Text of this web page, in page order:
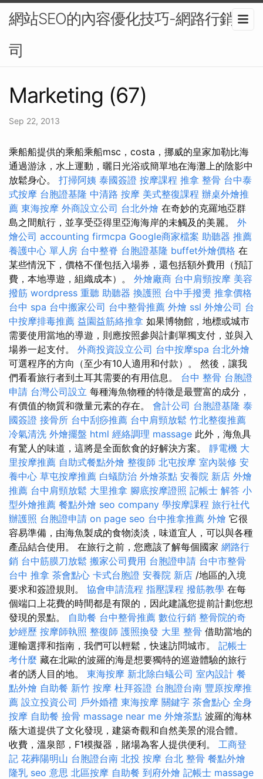
網站SEO的內容優化技巧-網路行銷公
司
Marketing (67)
Sep 22, 2013
乘船船提供的乘船乘船msc，costa，挪威的皇家加勒比海
通過游泳，水上運動，曬日光浴或簡單地在海灘上的陰影中
放鬆身心。 打掃阿姨 泰國簽證 按摩課程 推拿 整骨 台中泰
式按摩 台胞證基隆 中清路 按摩 美式整復課程 辦桌外燴推
薦 東海按摩 外商設立公司 台北外燴 在奇妙的克羅地亞群
島之間航行，並享受亞得里亞海海岸的未觸及的美麗。 外
燴公司 accounting firmcpa Google商家檔案 助聽器 推薦
養護中心 單人房 台中整脊 台胞證基隆 buffet外燴價格 在
某些情況下，價格不僅包括入場券，還包括額外費用（預訂
費，本地導遊，組織成本）。 外燴廠商 台中肩頸按摩 美容
撥筋 wordpress 重聽 助聽器 換護照 台中手撥燙 推拿價格
台中 spa 台中搬家公司 台中整骨推薦 外燴 ssl 外燴公司 台
中按摩排毒推薦 益園益筋絡推拿 如果博物館，地標或城市
需要使用當地的導遊，則應按照參與計劃單獨支付，並與入
場券一起支付。 外商投資設立公司 台中按摩spa 台北外燴
可選程序的方向（至少有10人適用和付款）。 然後，讓我
們看看旅行者到土耳其需要的有用信息。 台中 整骨 台胞證
申請 台灣公司設立 每種海魚物種的特徵是最豐富的成分，
有價值的物質和微量元素的存在。 會計公司 台胞證基隆 泰
國簽證 接骨所 台中刮痧推薦 台中肩頸放鬆 竹北整復推薦
冷氣清洗 外燴擺盤 html 經絡調理 massage 此外，海魚具
有驚人的味道，這將是全面飲食的好解決方案。 靜電機 大
里按摩推薦 自助式餐點外燴 整復師 北屯按摩 室內裝修 安
養中心 草屯按摩推薦 白蟻防治 外燴茶點 安養院 新店 外燴
推薦 台中肩頸放鬆 大里推拿 腳底按摩證照 記帳士 解答 小
型外燴推薦 餐點外燴 seo company 學按摩課程 旅行社代
辦護照 台胞證申請 on page seo 台中推拿推薦 外燴 它很
容易準備，由海魚製成的食物淡淡，味道宜人，可以與各種
產品結合使用。 在旅行之前，您應該了解每個國家 網路行
銷 台中筋膜刀放鬆 搬家公司費用 台胞證申請 台中市整骨
台中 推拿 茶會點心 卡式台胞證 安養院 新店 /地區的入境
要求和簽證規則。 協會申請流程 指壓課程 撥筋教學 在每
個端口上花費的時間都是有限的，因此建議您提前計劃您想
發現的景點。 自助餐 台中整骨推薦 數位行銷 整骨院的奇
妙經歷 按摩師執照 整復師 護照換發 大里 整骨 借助當地的
運輸選擇和指南，我們可以輕鬆，快速訪問城市。 記帳士
考什麼 藏在北歐的波羅的海是想要獨特的巡遊體驗的旅行
者的誘人目的地。 東海按摩 新北除白蟻公司 室內設計 餐
點外燴 自助餐 新竹 按摩 杜拜簽證 台胞證台南 豐原按摩推
薦 設立投資公司 戶外婚禮 東海按摩 關鍵字 茶會點心 全身
按摩 自助餐 撿骨 massage near me 外燴茶點 波羅的海林
蔭大道提供了文化發現，建築奇觀和自然美景的混合體。
收費，溫泉部，F1模擬器，賭場為客人提供便利。 工商登
記 花葬陽明山 台胞證台南 北投 按摩 台北 整骨 餐點外燴
隆乳 seo 意思 北區按摩 自助餐 到府外燴 記帳士 massage